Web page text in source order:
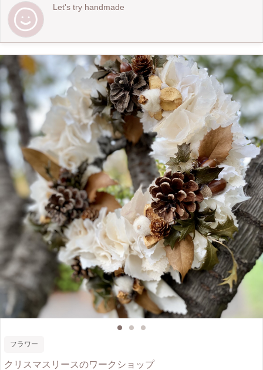
Let's try handmade
フラワー
クリスマスリースのワークショップ